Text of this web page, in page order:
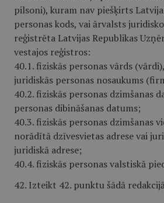
pilsoni), kuram nav piešķirts
personas kods, vai ārvalsts
reģistrēta Latvijas Republikas
vestajos reģistros:
40.1. fiziskās personas vārds
juridiskās personas nosaukums
40.2. fiziskās personas dzimšanas
personas dibināšanas datums;
40.3. fiziskās personas dzimšanas
norādītā dzīvesvietas adrese vai
juridiskā adrese;
40.4. fiziskās personas valstiskā
42. Izteikt 42. punktu šādā